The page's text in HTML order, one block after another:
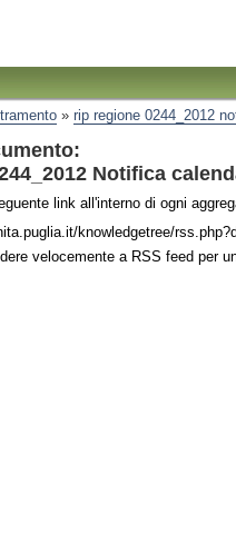
» rip regione 0244_2012
Notifica
link all'interno di ogni
knowledgetree/
velocemente a RSS feed per